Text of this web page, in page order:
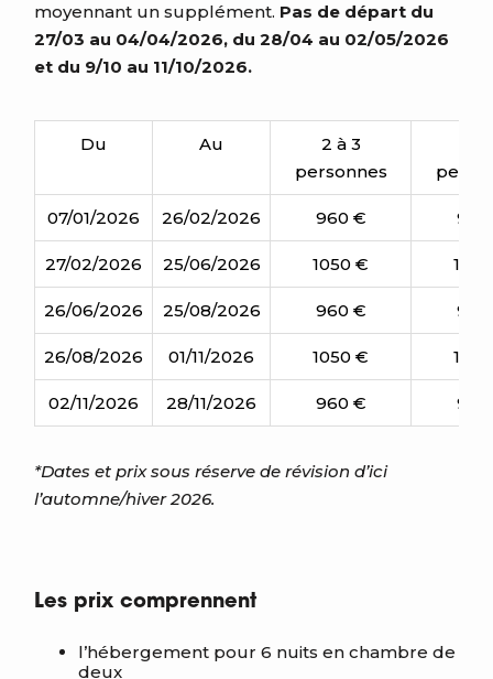
moyennant un supplément. Pas de départ du
27/03 au 04/04/2026, du 28/04 au 02/05/2026
et du 9/10 au 11/10/2026.
Du Au
2 à 3
personnes
07/01/2026 26/02/2026 960 €
27/02/2026 25/06/2026 1050 €
26/06/2026 25/08/2026 960 €
26/08/2026 01/11/2026 1050 €
02/11/2026 28/11/2026 960 €
*Dates et prix sous réserve de révision d’ici
l’automne/hiver 2026.
Les prix comprennent
l’hébergement pour 6 nuits en chambre de
deux